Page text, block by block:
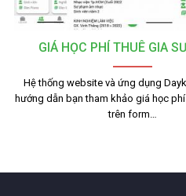
GIÁ HỌC PHÍ THUÊ GIA
Hệ thống website và ứng dụng
hướng dẫn bạn tham khảo giá học
trên form…